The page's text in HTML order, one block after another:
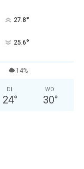
27.8°
25.6°
14%
DI
24°
WO
30°